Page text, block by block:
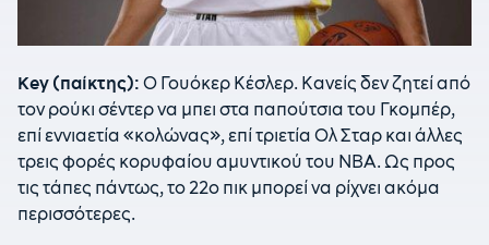
Key (παίκτης): Ο Γουόκερ Κέσλερ. Κανείς δεν ζητεί από
τον ρούκι σέντερ να μπει στα παπούτσια του Γκομπέρ,
επί εννιαετία «κολώνας», επί τριετία Ολ Σταρ και άλλες
τρεις φορές κορυφαίου αμυντικού του ΝΒΑ. Ως προς
τις τάπες πάντως, το 22ο πικ μπορεί να ρίχνει ακόμα
περισσότερες.